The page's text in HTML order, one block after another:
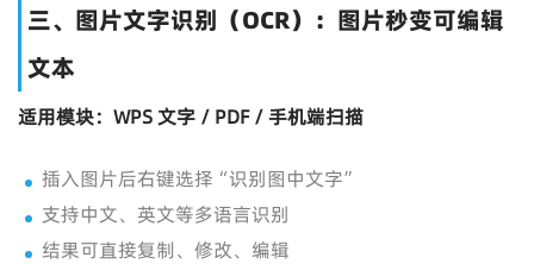
三、图片文字识别（OCR）：图片秒变可编辑
文本
适用模块：WPS 文字 / PDF / 手机端扫描
插入图片后右键选择“识别图中文字”
支持中文、英文等多语言识别
结果可直接复制、修改、编辑